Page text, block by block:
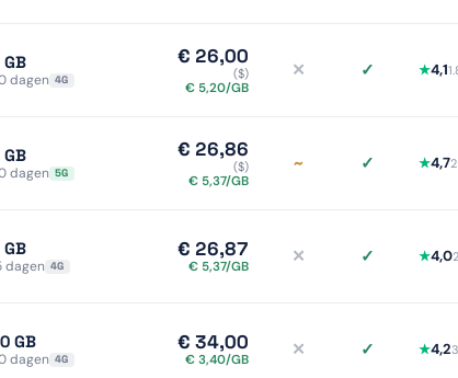
dagen 4G
€ 26,00
($)
€ 5,20/GB
✕iDEAL nee, meer
✓Delen ja,
★4,1
dagen 5G
€ 26,86
($)
€ 5,37/GB
~ iDEAL deels/
✓Delen ja,
★4,7
dagen 4G
€ 26,87
€ 5,37/GB ✕iDEAL nee, meer
✓Delen ja,
★4,0
GB
dagen 4G
€ 34,00
€ 3,40/GB ✕iDEAL nee, meer
✓Delen ja,
★4,2